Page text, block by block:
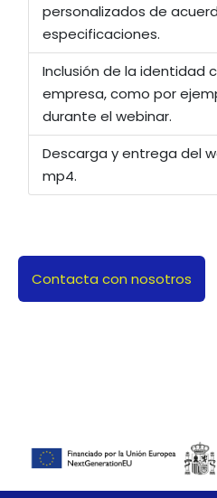
personalizados de
especificaciones.
Inclusión de la identidad
empresa, como por
durante el webinar.
Descarga y entrega del
mp4.
Contacta con nosotros